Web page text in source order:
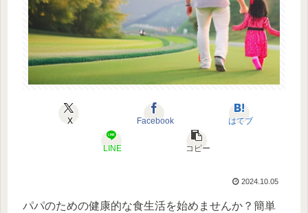
X Facebook はてブ
LINE コピー
2024.10.05
パパのための健康的な食生活を始めませんか？簡単